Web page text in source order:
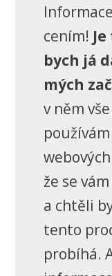
cením!
bych já
mých
v něm
že se
a chtěli
tento
probíhá.